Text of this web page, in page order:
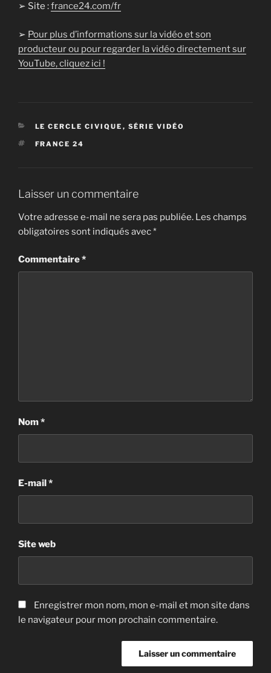
➢ Site :france24.com/fr
➢ Pour plus d’informations sur la vidéo et son
producteur ou pour regarder la vidéo directement sur
YouTube, cliquez ici !
CATÉGORIES
LE CERCLE CIVIQUE , SÉRIE VIDÉO
ÉTIQUETTES
FRANCE 24
Laisser un commentaire
Votre adresse e-mail ne sera pas publiée. Les champs
obligatoires sont indiqués avec*
Commentaire*
Nom*
E-mail*
Site web
Enregistrer mon nom, mon e-mail et mon site dans
le navigateur pour mon prochain commentaire.